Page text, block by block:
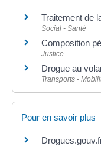
Traitement de
Social - Santé
Composition
Justice
Drogue au
Transports -
Pour en savoir plus